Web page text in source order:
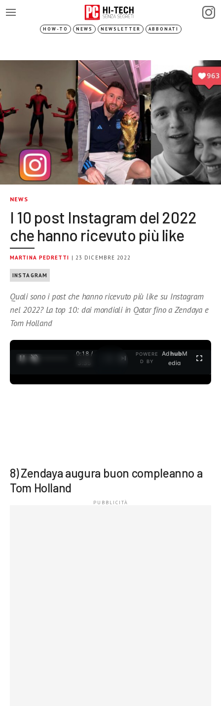
HOW-TO NEWS NEWSLETTER ABBONATI
NEWS
I 10 post Instagram del 2022
che hanno ricevuto più like
MARTINA PEDRETTI | 23 DICEMBRE 2022
INSTAGRAM
Quali sono i post che hanno ricevuto più like su Instagram
nel 2022? La top 10: dai mondiali in Qatar fino a Zendaya e
Tom Holland
0:19 /
3:35
POWERE
D BY
AdhubM
edia
8) Zendaya augura buon compleanno a
Tom Holland